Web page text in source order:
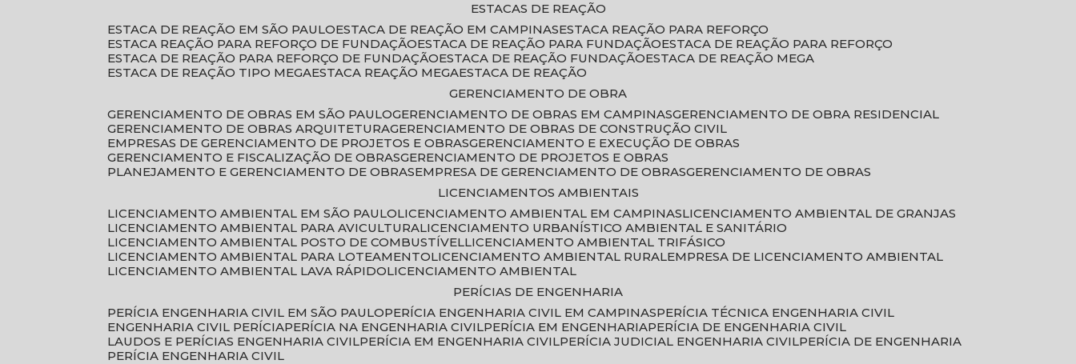
ESTACAS DE REAÇÃO
ESTACA DE REAÇÃO EM SÃO PAULO
ESTACA DE REAÇÃO EM CAMPINAS
ESTACA REAÇÃO PARA REFORÇO
ESTACA REAÇÃO PARA REFORÇO DE FUNDAÇÃO
ESTACA DE REAÇÃO PARA FUNDAÇÃO
ESTACA DE REAÇÃO PARA REFORÇO
ESTACA DE REAÇÃO PARA REFORÇO DE FUNDAÇÃO
ESTACA DE REAÇÃO FUNDAÇÃO
ESTACA DE REAÇÃO MEGA
ESTACA DE REAÇÃO TIPO MEGA ESTACA REAÇÃO MEGA ESTACA DE REAÇÃO
GERENCIAMENTO DE OBRA
GERENCIAMENTO DE OBRAS EM SÃO PAULO
GERENCIAMENTO DE OBRAS EM CAMPINAS
GERENCIAMENTO DE OBRA RESIDENCIAL
GERENCIAMENTO DE OBRAS ARQUITETURA
GERENCIAMENTO DE OBRAS DE CONSTRUÇÃO CIVIL
EMPRESAS DE GERENCIAMENTO DE PROJETOS E OBRAS
GERENCIAMENTO E EXECUÇÃO DE OBRAS
GERENCIAMENTO E FISCALIZAÇÃO DE OBRAS
GERENCIAMENTO DE PROJETOS E OBRAS
PLANEJAMENTO E GERENCIAMENTO DE OBRAS
EMPRESA DE GERENCIAMENTO DE OBRAS
GERENCIAMENTO DE OBRAS
LICENCIAMENTOS AMBIENTAIS
LICENCIAMENTO AMBIENTAL EM SÃO PAULO LICENCIAMENTO AMBIENTAL EM CAMPINAS LICENCIAMENTO AMBIENTAL DE GRANJAS
LICENCIAMENTO AMBIENTAL PARA AVICULTURA LICENCIAMENTO URBANÍSTICO AMBIENTAL E SANITÁRIO
LICENCIAMENTO AMBIENTAL POSTO DE COMBUSTÍVEL LICENCIAMENTO AMBIENTAL TRIFÁSICO
LICENCIAMENTO AMBIENTAL PARA LOTEAMENTO LICENCIAMENTO AMBIENTAL RURAL EMPRESA DE LICENCIAMENTO AMBIENTAL
LICENCIAMENTO AMBIENTAL LAVA RÁPIDO LICENCIAMENTO AMBIENTAL
PERÍCIAS DE ENGENHARIA
PERÍCIA ENGENHARIA CIVIL EM SÃO PAULO
PERÍCIA ENGENHARIA CIVIL EM CAMPINAS
PERÍCIA TÉCNICA ENGENHARIA CIVIL
ENGENHARIA CIVIL PERÍCIA
PERÍCIA NA ENGENHARIA CIVIL PERÍCIA EM ENGENHARIA
PERÍCIA DE ENGENHARIA CIVIL
LAUDOS E PERÍCIAS ENGENHARIA CIVIL
PERÍCIA EM ENGENHARIA CIVIL PERÍCIA JUDICIAL ENGENHARIA CIVIL
PERÍCIA DE ENGENHARIA
PERÍCIA ENGENHARIA CIVIL